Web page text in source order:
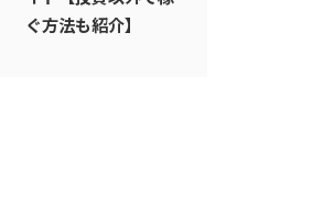
ぐ方法も紹介】